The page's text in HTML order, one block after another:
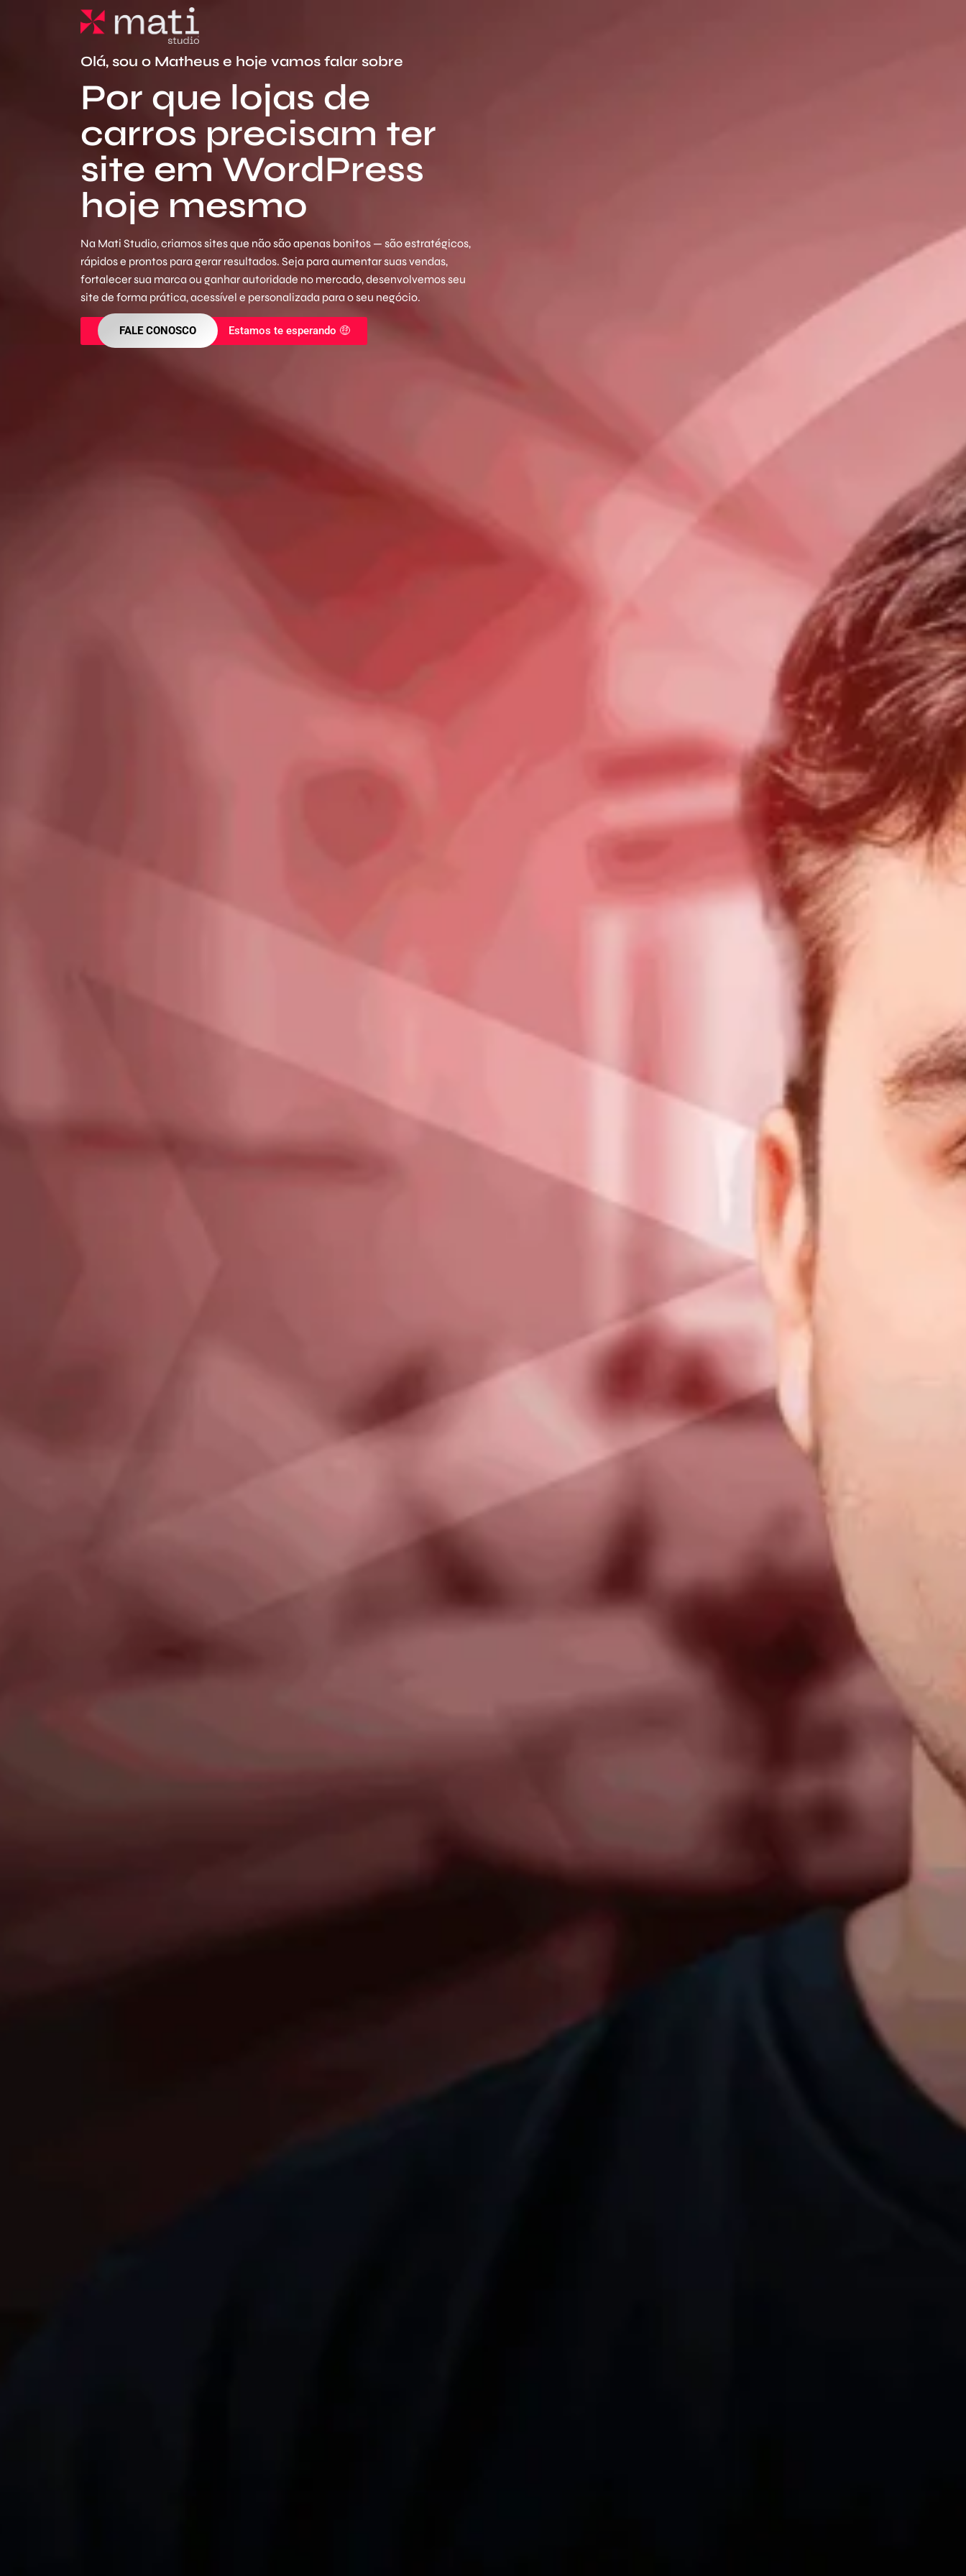
Olá, sou o Matheus e hoje vamos falar sobre
Por que lojas de
carros precisam ter
site em WordPress
hoje mesmo
Na Mati Studio, criamos sites que não são apenas bonitos — são estratégicos,
rápidos e prontos para gerar resultados. Seja para aumentar suas vendas,
fortalecer sua marca ou ganhar autoridade no mercado, desenvolvemos seu
site de forma prática, acessível e personalizada para o seu negócio.
FALE CONOSCO Estamos te esperando 🤑